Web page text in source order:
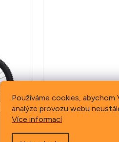
Používáme cookies, abychom
analýze provozu webu
Více informací